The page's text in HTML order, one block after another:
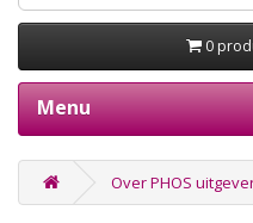
0
Menu
Over PHOS